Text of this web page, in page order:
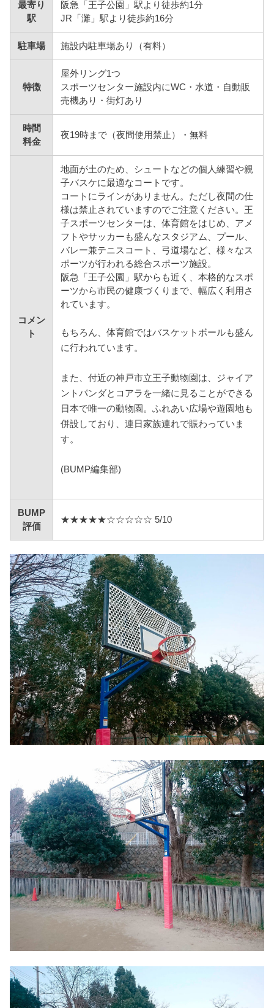
最寄り
駅
阪急「王子公園」駅より徒歩約1分
JR「灘」駅より徒歩約16分
駐車場 施設内駐車場あり（有料）
特徴
屋外リング1つ
スポーツセンター施設内にWC・水道・自動販
売機あり・街灯あり
時間
料金
夜19時まで（夜間使用禁止）・無料
コメン
ト
地面が土のため、シュートなどの個人練習や親
子バスケに最適なコートです。
コートにラインがありません。ただし夜間の仕
様は禁止されていますのでご注意ください。王
子スポーツセンターは、体育館をはじめ、アメ
フトやサッカーも盛んなスタジアム、プール、
バレー兼テニスコート、弓道場など、様々なス
ポーツが行われる総合スポーツ施設。
阪急「王子公園」駅からも近く、本格的なスポ
ーツから市民の健康づくりまで、幅広く利用さ
れています。
もちろん、体育館ではバスケットボールも盛ん
に行われています。
また、付近の神戸市立王子動物園は、ジャイア
ントパンダとコアラを一緒に見ることができる
日本で唯一の動物園。ふれあい広場や遊園地も
併設しており、連日家族連れで賑わっていま
す。
(BUMP編集部)
BUMP
評価
★★★★★☆☆☆☆☆ 5/10